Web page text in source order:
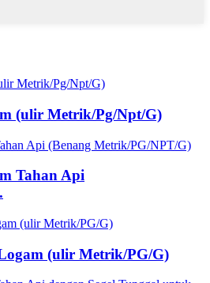
(ulir Metrik/Pg/Npt/G)
Tahan Api
(ulir Metrik/PG/G)